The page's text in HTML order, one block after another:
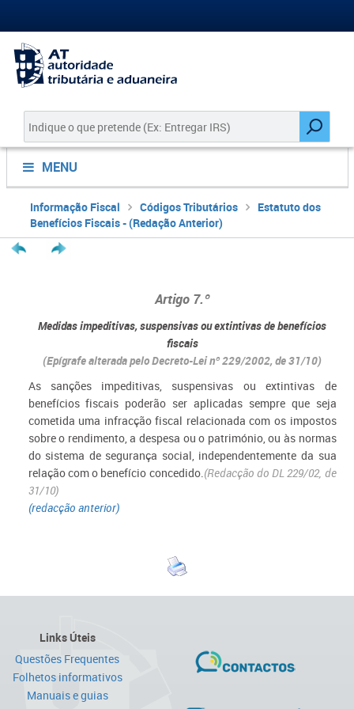
MENU
Informação Fiscal Códigos Tributários
Estatuto dos
Benefícios Fiscais - (Redação Anterior)
Artigo 7.º
Medidas impeditivas, suspensivas ou extintivas de benefícios
fiscais
(Epígrafe alterada pelo Decreto-Lei nº 229/2002, de 31/10)
As sanções impeditivas, suspensivas ou extintivas de
benefícios fiscais poderão ser aplicadas sempre que seja
cometida uma infracção fiscal relacionada com os impostos
sobre o rendimento, a despesa ou o património, ou às normas
do sistema de segurança social, independentemente da sua
relação com o benefício concedido.(Redacção do DL 229/02, de
31/10)
(redacção anterior)
Links Úteis
Questões Frequentes
Folhetos informativos
Manuais e guias